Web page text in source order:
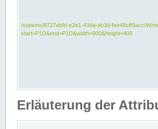
/stations/8727ebfd-e2e1-43da-ab3d-fee48cff9acc/W/
start=P1D&end=P1D&width=900&height=400
Erläuterung der